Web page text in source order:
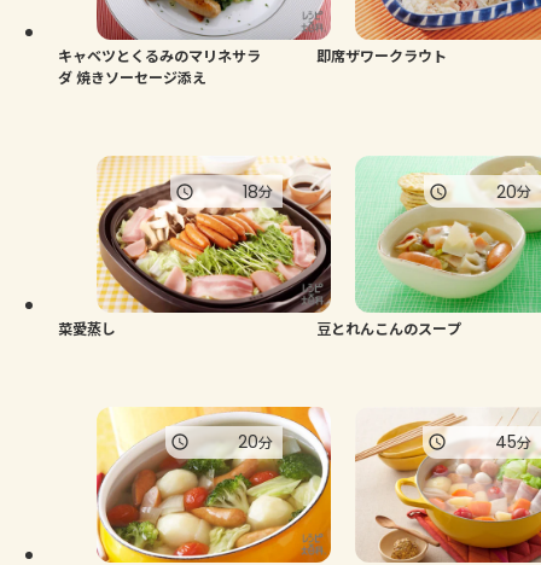
お買い物
キャベツとくるみのマリネサラ
ダ 焼きソーセージ添え
即席ザワークラウト
菜愛蒸し
18分
豆とれんこんのスープ
20分
20分 45分